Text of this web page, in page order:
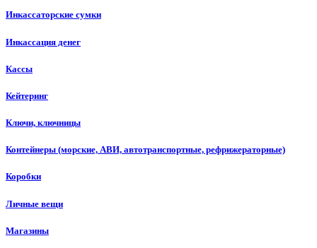
Инкассаторские сумки
Инкассация денег
Кассы
Кейтеринг
Ключи, ключницы
Контейнеры (морские, АВИ, автотранспортные, рефрижераторные)
Коробки
Личные вещи
Магазины